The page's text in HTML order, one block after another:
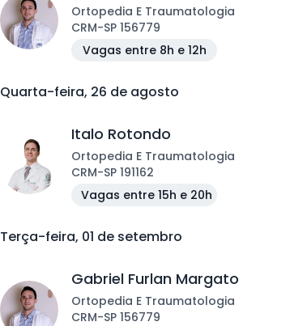
Ortopedia E Traumatologia
CRM-SP 156779
Vagas entre 8h e 12h
Quarta-feira, 26 de agosto
Italo Rotondo
Ortopedia E Traumatologia
CRM-SP 191162
Vagas entre 15h e 20h
Terça-feira, 01 de setembro
Gabriel Furlan Margato
Ortopedia E Traumatologia
CRM-SP 156779